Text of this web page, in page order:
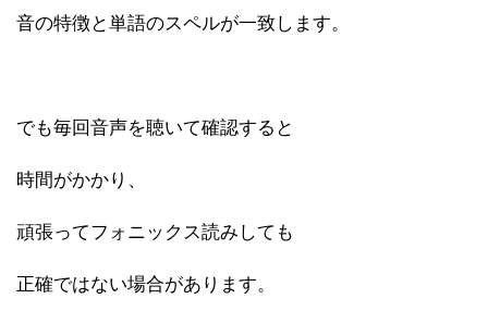
音の特徴と単語のスペルが一致します。
でも毎回音声を聴いて確認すると
時間がかかり、
頑張ってフォニックス読みしても
正確ではない場合があります。